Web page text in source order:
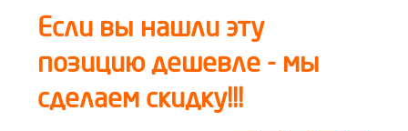
Если вы нашли эту
позицию дешевле - мы
сделаем скидку!!!